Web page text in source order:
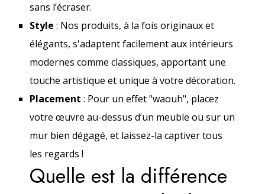
sans l’écraser.
Style : Nos produits, à la fois originaux et
élégants, s'adaptent facilement aux intérieurs
modernes comme classiques, apportant une
touche artistique et unique à votre décoration.
Placement : Pour un effet "waouh", placez
votre œuvre au-dessus d’un meuble ou sur un
mur bien dégagé, et laissez-la captiver tous
les regards !
Quelle est la différence